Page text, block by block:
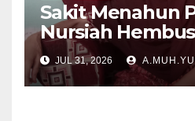
Sakit Menahun
Nursiah
Terakhir
JUL 31, 2026